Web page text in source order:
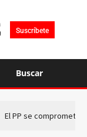
Suscríbete
Buscar
El PP se compromete